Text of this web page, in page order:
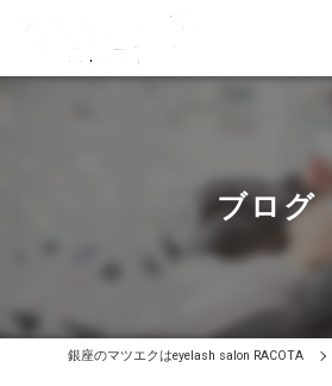
ブログ
銀座のマツエクはeyelash salon RACOTA